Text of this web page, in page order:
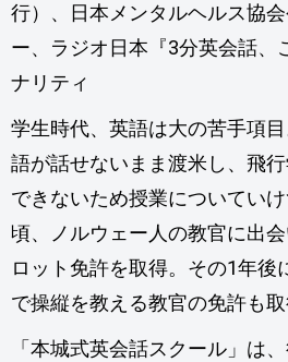
行）、日本メンタルヘルス協
ー、ラジオ日本『3分英会話、
ナリティ
学生時代、英語は大の苦手項
語が話せないまま渡米し、飛
できないため授業についてい
頃、ノルウェー人の教官に出
ロット免許を取得。その1年後
で操縦を教える教官の免許も取
「本城式英会話スクール」は